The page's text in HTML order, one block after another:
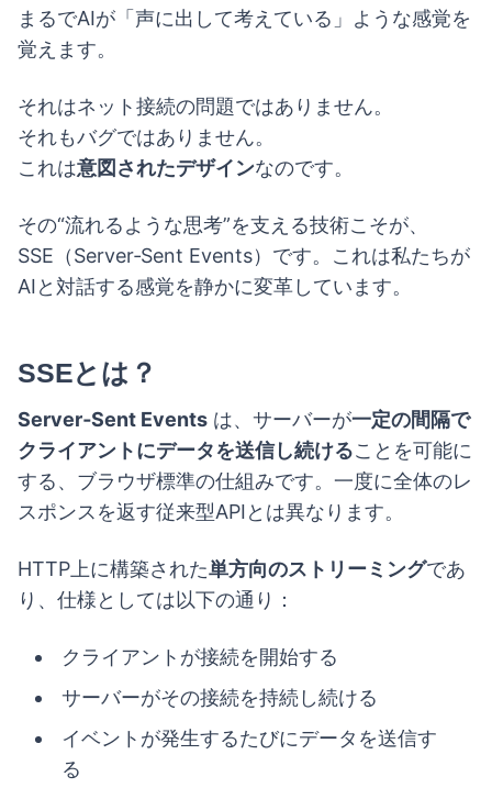
まるでAIが「声に出して考えている」ような感覚を
覚えます。
それはネット接続の問題ではありません。
それもバグではありません。
これは意図されたデザインなのです。
その“流れるような思考”を支える技術こそが、
SSE（Server‑Sent Events）です。これは私たちが
AIと対話する感覚を静かに変革しています。
SSEとは？
Server‑Sent Events は、サーバーが一定の間隔で
クライアントにデータを送信し続けることを可能に
する、ブラウザ標準の仕組みです。一度に全体のレ
スポンスを返す従来型APIとは異なります。
HTTP上に構築された単方向のストリーミングであ
り、仕様としては以下の通り：
クライアントが接続を開始する
サーバーがその接続を持続し続ける
イベントが発生するたびにデータを送信す
る